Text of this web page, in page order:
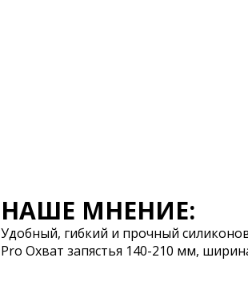
НАШЕ МНЕНИЕ:
Удобный, гибкий и прочный
Pro Охват запястья 140-210 мм,